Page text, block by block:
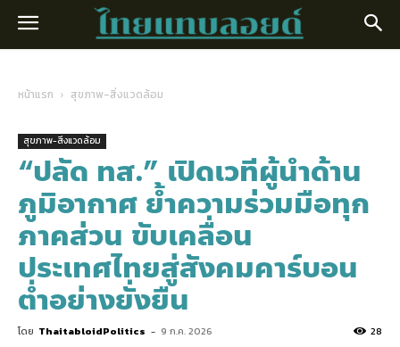
หน้าแรก สุขภาพ-สิ่งแวดล้อม
สุขภาพ-สิ่งแวดล้อม
“ปลัด ทส.” เปิดเวทีผู้นำด้าน
ภูมิอากาศ ย้ำความร่วมมือทุก
ภาคส่วน ขับเคลื่อน
ประเทศไทยสู่สังคมคาร์บอน
ต่ำอย่างยั่งยืน
โดย ThaitabloidPolitics - 9 ก.ค. 2026 28